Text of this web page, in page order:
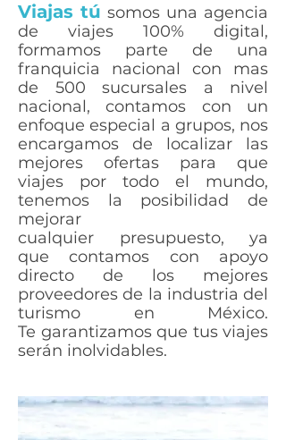
Viajas tú somos una agencia
de viajes 100% digital,
formamos parte de una
franquicia nacional con mas
de 500 sucursales a nivel
nacional, contamos con un
enfoque especial a grupos, nos
encargamos de localizar las
mejores ofertas para que
viajes por todo el mundo,
tenemos la posibilidad de
mejorar
cualquier presupuesto, ya
que contamos con apoyo
directo de los mejores
proveedores de la industria del
turismo en México.
Te garantizamos que tus viajes
serán inolvidables. ​